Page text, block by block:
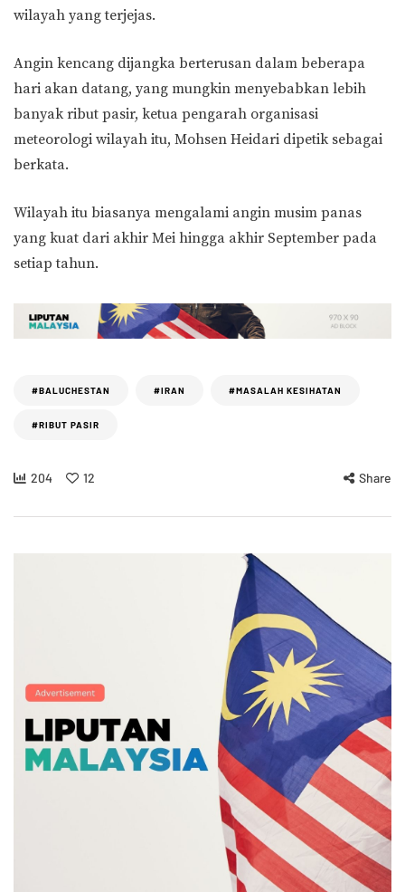
wilayah yang terjejas.
Angin kencang dijangka berterusan dalam beberapa
hari akan datang, yang mungkin menyebabkan lebih
banyak ribut pasir, ketua pengarah organisasi
meteorologi wilayah itu, Mohsen Heidari dipetik sebagai
berkata.
Wilayah itu biasanya mengalami angin musim panas
yang kuat dari akhir Mei hingga akhir September pada
setiap tahun.
#BALUCHESTAN #IRAN #MASALAH KESIHATAN
#RIBUT PASIR
204 12 Share